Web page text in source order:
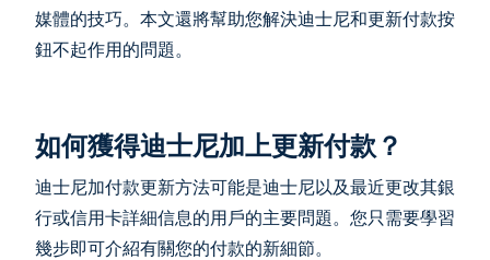
媒體的技巧。本文還將幫助您解決迪士尼和更新付款按
鈕不起作用的問題。
如何獲得迪士尼加上更新付款？
迪士尼加付款更新方法可能是迪士尼以及最近更改其銀
行或信用卡詳細信息的用戶的主要問題。您只需要學習
幾步即可介紹有關您的付款的新細節。